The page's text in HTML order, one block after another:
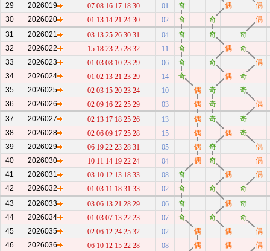
29
2026019 07 08 16 17 18 30 01 奇 偶
偶
30
2026020 01 13 14 21 24 30 02 奇 奇
偶
31
2026021 03 13 25 26 30 31 04 奇 奇
奇
32
2026022 15 18 23 25 28 32 11 奇 偶
奇
33
2026023 01 03 08 10 23 29 06 奇 奇
偶
34
2026024 01 02 13 21 23 29 14 奇 偶
奇
35
2026025 02 03 15 20 23 24 10 偶 奇
奇
36
2026026 02 09 16 22 25 29 03 偶 奇
偶
37
2026027 02 13 17 18 25 26 13 偶 奇
奇
38
2026028 02 06 09 17 25 28 15 偶 偶
奇
39
2026029 06 19 22 23 28 31 05 偶 奇
偶
40
2026030 10 11 14 19 22 24 04 偶 奇
偶
41
2026031 03 10 12 13 18 33 08 奇 偶
偶
42
2026032 01 03 11 18 31 33 02 奇 奇
奇
43
2026033 03 06 13 21 28 29 06 奇 偶
奇
44
2026034 01 03 07 13 22 23 07 奇 奇
奇
45
2026035 02 06 12 24 25 32 02 偶 偶
偶
46
2026036 06 10 12 15 22 28 08 偶 偶
偶